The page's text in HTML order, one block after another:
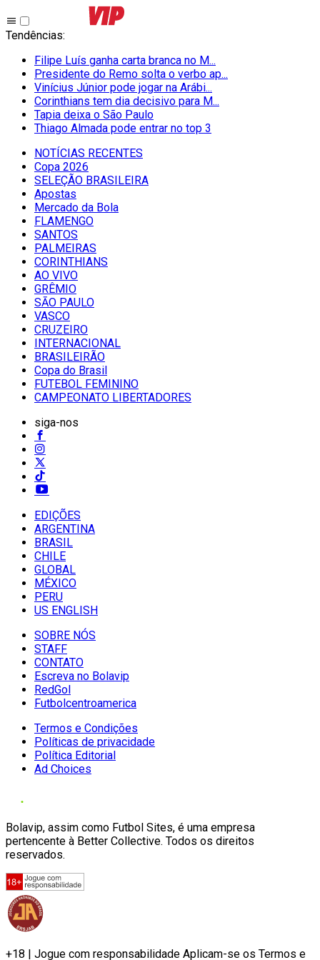
Tendências:
Filipe Luís ganha carta branca no M...
Presidente do Remo solta o verbo ap...
Vinícius Júnior pode jogar na Arábi...
Corinthians tem dia decisivo para M...
Tapia deixa o São Paulo
Thiago Almada pode entrar no top 3
NOTÍCIAS RECENTES
Copa 2026
SELEÇÃO BRASILEIRA
Apostas
Mercado da Bola
FLAMENGO
SANTOS
PALMEIRAS
CORINTHIANS
AO VIVO
GRÊMIO
SĀO PAULO
VASCO
CRUZEIRO
INTERNACIONAL
BRASILEIRÃO
Copa do Brasil
FUTEBOL FEMININO
CAMPEONATO LIBERTADORES
siga-nos
EDIÇÕES
ARGENTINA
BRASIL
CHILE
GLOBAL
MÉXICO
PERU
US ENGLISH
SOBRE NÓS
STAFF
CONTATO
Escreva no Bolavip
RedGol
Futbolcentroamerica
Termos e Condições
Políticas de privacidade
Política Editorial
Ad Choices
Bolavip, assim como Futbol Sites, é uma empresa
pertencente à Better Collective. Todos os direitos
reservados.
+18 | Jogue com responsabilidade Aplicam-se os Termos e